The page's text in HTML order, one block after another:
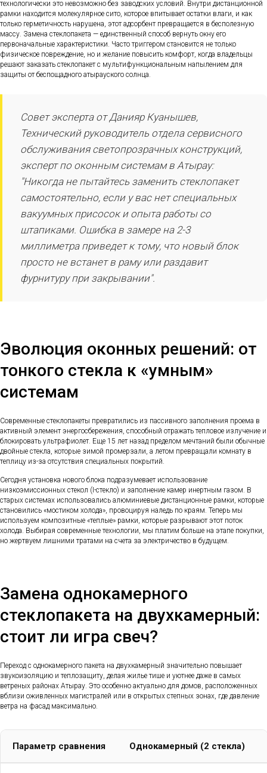
технологически это невозможно без заводских условий. Внутри дистанционной
рамки находится молекулярное сито, которое впитывает остатки влаги, и как
только герметичность нарушена, этот адсорбент превращается в бесполезную
массу. Замена стеклопакета — единственный способ вернуть окну его
первоначальные характеристики. Часто триггером становится не только
физическое повреждение, но и желание повысить комфорт, когда владельцы
решают заказать стеклопакет с мультифункциональным напылением для
защиты от беспощадного атырауского солнца.
Совет эксперта от Данияр Куанышев,
Технический руководитель отдела сервисного
обслуживания светопрозрачных конструкций,
эксперт по оконным системам в Атырау:
"Никогда не пытайтесь заменить стеклопакет
самостоятельно, если у вас нет специальных
вакуумных присосок и опыта работы со
штапиками. Ошибка в замере на 2-3
миллиметра приведет к тому, что новый блок
просто не встанет в раму или раздавит
фурнитуру при закрывании".
Эволюция оконных решений: от
тонкого стекла к «умным»
системам
Современные стеклопакеты превратились из пассивного заполнения проема в
активный элемент энергосбережения, способный отражать тепловое излучение и
блокировать ультрафиолет. Еще 15 лет назад пределом мечтаний были обычные
двойные стекла, которые зимой промерзали, а летом превращали комнату в
теплицу из-за отсутствия специальных покрытий.
Сегодня установка нового блока подразумевает использование
низкоэмиссионных стекол (I-стекло) и заполнение камер инертным газом. В
старых системах использовались алюминиевые дистанционные рамки, которые
становились «мостиком холода», провоцируя наледь по краям. Теперь мы
используем композитные «теплые» рамки, которые разрывают этот поток
холода. Выбирая современные технологии, мы платим больше на этапе покупки,
но жертвуем лишними тратами на счета за электричество в будущем.
Замена однокамерного
стеклопакета на двухкамерный:
стоит ли игра свеч?
Переход с однокамерного пакета на двухкамерный значительно повышает
звукоизоляцию и теплозащиту, делая жилье тише и уютнее даже в самых
ветреных районах Атырау. Это особенно актуально для домов, расположенных
вблизи оживленных магистралей или в открытых степных зонах, где давление
ветра на фасад максимально.
Параметр сравнения Однокамерный (2 стекла)